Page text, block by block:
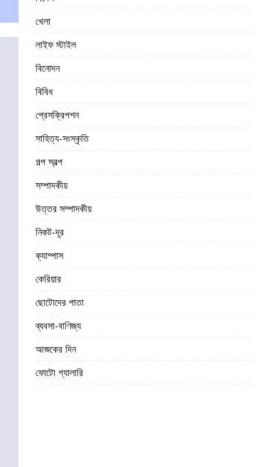
খেলা
লাইফ স্টাইল
বিনোদন
বিবিধ
প্রেসক্রিপশন
সাহিত্য-সংস্কৃতি
গল্প স্বল্প
সম্পাদকীয়
উত্তর সম্পাদকীয়
নিকট-দূর
ক্যাম্পাস
কেরিয়ার
ছোটোদের পাতা
ব্যবসা-বাণিজ্য
আজকের দিন
ফোটো গ্যালারি